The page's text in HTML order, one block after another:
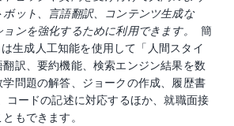
ット、言語翻訳、コンテンツ生成な
ンを強化するために利用できます。
簡
生成人工知能を使用して「人間スタイ
訳、要約機能、検索エンジン結果を数
問題の解答、ジョークの作成、履歴書
コードの記述に対応するほか、就職面接
もできます。